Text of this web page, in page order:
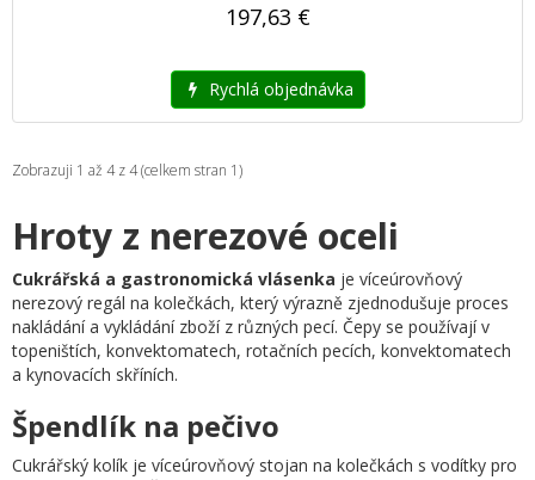
197,63 €
Rychlá objednávka
Zobrazuji 1 až 4 z 4 (celkem stran 1)
Hroty z nerezové oceli
Cukrářská a gastronomická vlásenka je víceúrovňový
nerezový regál na kolečkách, který výrazně zjednodušuje proces
nakládání a vykládání zboží z různých pecí. Čepy se používají v
topeništích, konvektomatech, rotačních pecích, konvektomatech
a kynovacích skříních.
Špendlík na pečivo
Cukrářský kolík je víceúrovňový stojan na kolečkách s vodítky pro